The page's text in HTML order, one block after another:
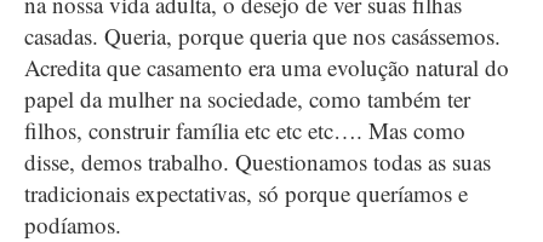
casadas. Queria, porque queria que nos casássemos.
Acredita que casamento era uma evolução natural do
papel da mulher na sociedade, como também ter
filhos, construir família etc etc etc…. Mas como
disse, demos trabalho. Questionamos todas as suas
tradicionais expectativas, só porque queríamos e
podíamos.